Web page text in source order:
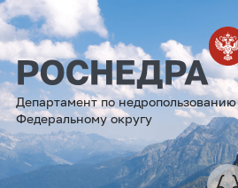
Департамент по
Федеральному округу